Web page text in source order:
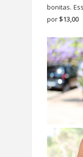
bonitas.
por$13,00